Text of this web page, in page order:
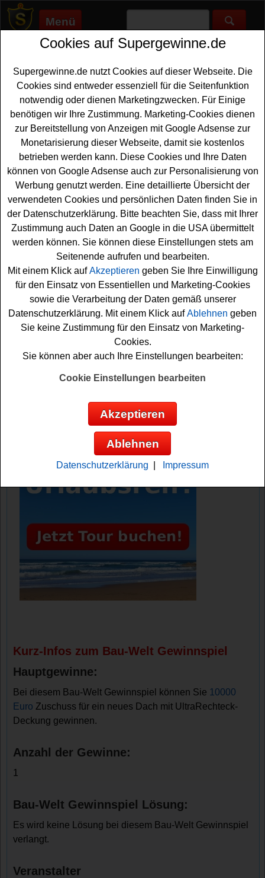
Menü
Supergewinne.de>Gewinnspiele>Bargeld Gewinnspiele>
Anzeige:
Bau-Welt Gewinnspiel -
Schieferdach im Wert von 10000
Euro gewinnen
Ein kostenloses Bau-Welt Gewinnspiel für alle Gewinner,
die gern für ihren Dachbau einen Zuschuss von10000
Euro gewinnenmöchten. Verlost wird ein 10000 Euro
Zuschuss für ein neues Dach mit der innovativen
UltraRechteck-Deckung von Ratscheck Schiefer - und
mit etwas Glück können Sie gewinnen.
Falls Sie an dem Bau-Welt Gewinnspiel teilnehmen
möchten, müssen Sie das Bewerbungsformular ausfüllen
und können sich dann Ihre Gewinnchance sichern.
Vielleicht haben Sie ja Glück?
Bau-Welt verlost 10000 Euro Zuschuss für
ein neues Dach mit UltraRechteck-
Anzeige:
Kurz-Infos zum Bau-Welt Gewinnspiel
Hauptgewinne:
Bei diesem Bau-Welt Gewinnspiel können Sie 10000
Euro Zuschuss für ein neues Dach mit UltraRechteck-
Deckung gewinnen.
Anzahl der Gewinne:
1
Bau-Welt Gewinnspiel Lösung:
Es wird keine Lösung bei diesem Bau-Welt Gewinnspiel
verlangt.
Veranstalter
Cookies auf Supergewinne.de
Supergewinne.de nutzt Cookies auf dieser Webseite. Die
Cookies sind entweder essenziell für die Seitenfunktion
notwendig oder dienen Marketingzwecken. Für Einige
benötigen wir Ihre Zustimmung. Marketing-Cookies dienen
zur Bereitstellung von Anzeigen mit Google Adsense zur
Monetarisierung dieser Webseite, damit sie kostenlos
betrieben werden kann. Diese Cookies und Ihre Daten
können von Google Adsense auch zur Personalisierung von
Werbung genutzt werden. Eine detaillierte Übersicht der
verwendeten Cookies und persönlichen Daten finden Sie in
der Datenschutzerklärung. Bitte beachten Sie, dass mit Ihrer
Zustimmung auch Daten an Google in die USA übermittelt
werden können. Sie können diese Einstellungen stets am
Seitenende aufrufen und bearbeiten.
Mit einem Klick aufAkzeptieren geben Sie Ihre Einwilligung
für den Einsatz von Essentiellen und Marketing-Cookies
sowie die Verarbeitung der Daten gemäß unserer
Datenschutzerklärung. Mit einem Klick aufAblehnen geben
Sie keine Zustimmung für den Einsatz von Marketing-
Cookies.
Sie können aber auch Ihre Einstellungen bearbeiten:
Cookie Einstellungen bearbeiten
Akzeptieren
Ablehnen
Datenschutzerklärung Impressum